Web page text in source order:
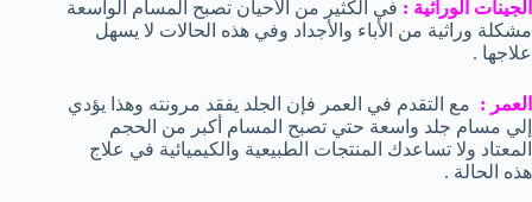
الجينات الوراثية : في الكثير من الأحيان تصبح المسام الواسعة
مشكلة وراثية من الأباء والأجداد وفي هذه الحالات لا يسهل
علاجها .
العمر : مع التقدم في العمر فإن الجلد يفقد مرونته وهذا يؤدي
إلي مسام جلد واسعة حتي تصبح المسام أكبر من الحجم
المعتاد ولا تساعدك المنتجات الطبيعية والكيميائية في علاج
هذه الحالة .